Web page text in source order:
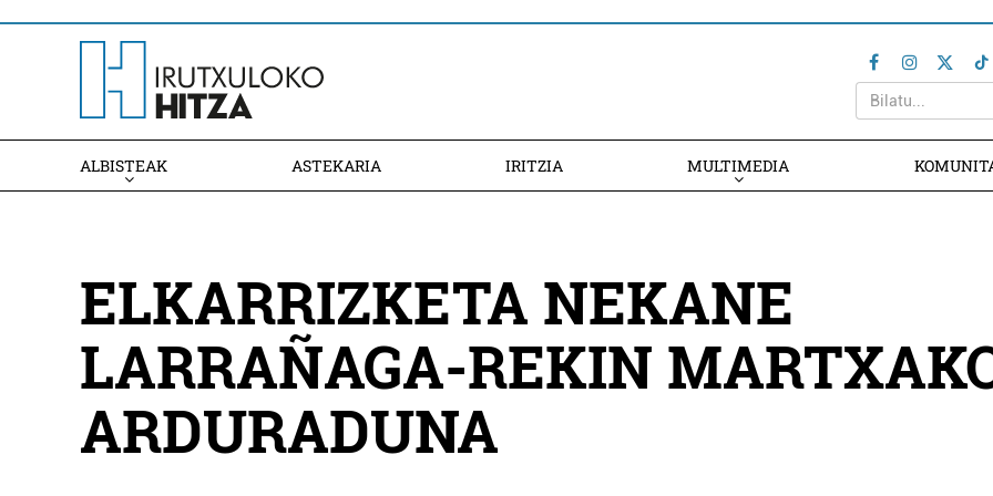
ALBISTEAK ASTEKARIA IRITZIA MULTIMEDIA
ELKARRIZKETA NEKANE
LARRAÑAGA-REKIN
ARDURADUNA